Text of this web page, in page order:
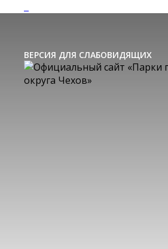
ВЕРСИЯ ДЛЯ СЛАБОВИДЯЩИХ